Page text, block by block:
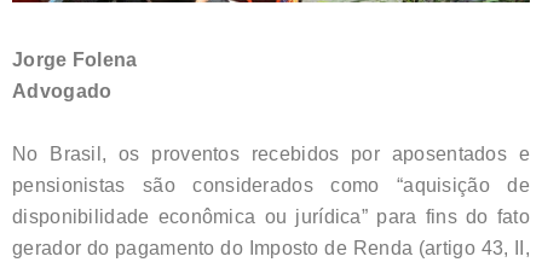
Jorge Folena
Advogado
No Brasil, os proventos recebidos por aposentados e
pensionistas são considerados como “aquisição de
disponibilidade econômica ou jurídica” para fins do fato
gerador do pagamento do Imposto de Renda (artigo 43, II,